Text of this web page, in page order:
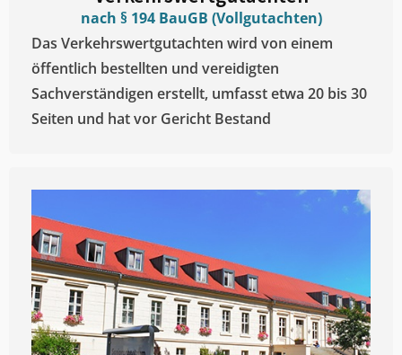
nach § 194 BauGB (Vollgutachten)
Das Verkehrswertgutachten wird von einem
öffentlich bestellten und vereidigten
Sachverständigen erstellt, umfasst etwa 20 bis 30
Seiten und hat vor Gericht Bestand